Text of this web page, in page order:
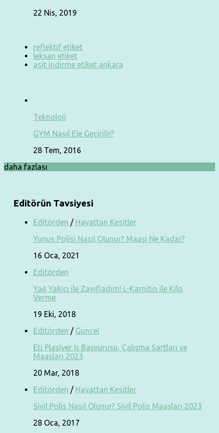
22 Nis, 2019
reflektif etiket
leksan etiket
asit indirme etiket ankara
Teknoloji
GYM Nasıl Ele Geçirilir?
28 Tem, 2016
daha fazlası
Editörün Tavsiyesi
Editörden / Hayattan Kesitler
Yunus Polisi Nasıl Olunur? Maaşı Ne Kadar?
16 Oca, 2021
Editörden
Yağ Yakıcı ile Zayıfladım! L-Karnitin ile Kilo
Verme
19 Eki, 2018
Editörden / Güncel
Eti Plasiyer İş Başvurusu, Çalışma Şartları ve
Maaşları 2023
20 Mar, 2018
Editörden / Hayattan Kesitler
Sivil Polis Nasıl Olunur? Sivil Polis Maaşları 2023
28 Oca, 2017